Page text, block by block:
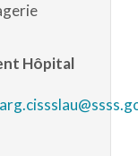
Hôpital